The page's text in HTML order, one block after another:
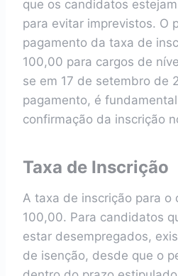
que os candidatos
para evitar imprevistos. O
pagamento da taxa de
100,00 para cargos de
se em 17 de setembro de
pagamento, é
confirmação da inscrição
Taxa de Inscrição
A taxa de inscrição para o
100,00. Para candidatos
estar desempregados,
de isenção, desde que o